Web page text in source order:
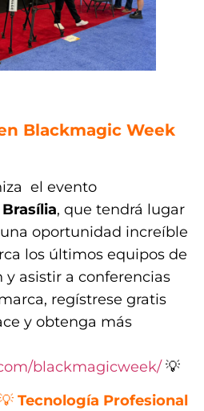
Blackmagic Week
el evento
, que tendrá lugar
oportunidad increíble
los últimos equipos de
asistir a conferencias
regístrese gratis
y obtenga más
blackmagicweek/ 💡
💡 Tecnología Profesional